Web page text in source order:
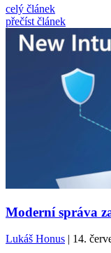
celý článek
přečíst článek
Moderní správa
Lukáš Honus | 14.